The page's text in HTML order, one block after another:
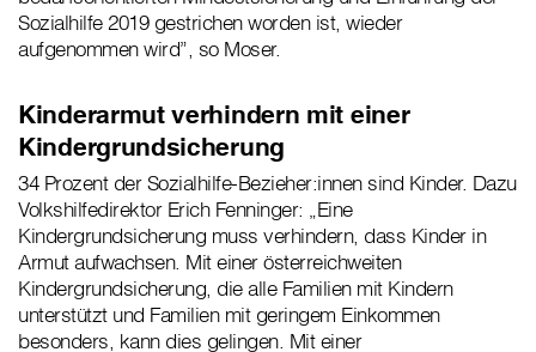
Sozialhilfe 2019 gestrichen worden ist, wieder
aufgenommen wird”, so Moser.
Kinderarmut verhindern mit einer
Kindergrundsicherung
34 Prozent der Sozialhilfe-Bezieher:innen sind Kinder. Dazu
Volkshilfedirektor Erich Fenninger: „Eine
Kindergrundsicherung muss verhindern, dass Kinder in
Armut aufwachsen. Mit einer österreichweiten
Kindergrundsicherung, die alle Familien mit Kindern
unterstützt und Familien mit geringem Einkommen
besonders, kann dies gelingen. Mit einer